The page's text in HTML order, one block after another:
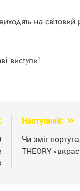
на
виступи!
Наступний:
Чи зміг
THEORY